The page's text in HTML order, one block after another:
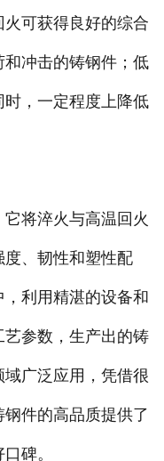
可获得良好的综合
冲击的铸钢件；低
，一定程度上降低
将淬火与高温回火
、韧性和塑性配
利用精湛的设备和
参数，生产出的铸
广泛应用，凭借很
件的高品质提供了
碑。